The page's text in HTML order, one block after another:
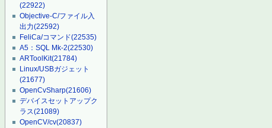
(22922)
Objective-C/ファイル入
出力(22592)
FeliCa/コマンド(22535)
A5：SQL Mk-2(22530)
ARToolKit(21784)
Linux/USBガジェット
(21677)
OpenCvSharp(21606)
デバイスセットアップク
ラス(21089)
OpenCV/cv(20837)